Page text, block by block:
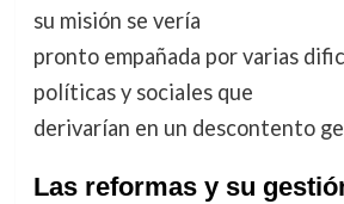
su misión se vería
pronto empañada por varias
políticas y sociales que
derivarían en un descontento
Las reformas y su